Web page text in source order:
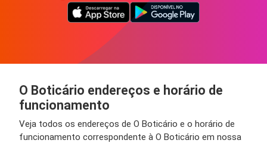
O Boticário endereços e horário de
funcionamento
Veja todos os endereços de O Boticário e o horário de
funcionamento correspondente à O Boticário em nossa